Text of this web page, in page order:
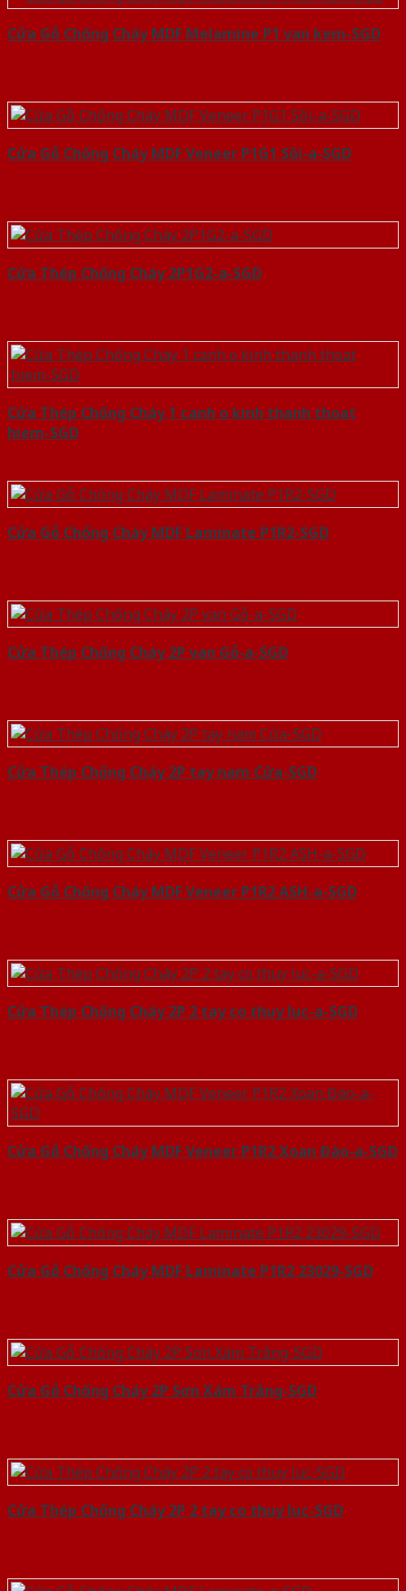
Cửa Gỗ Chống Cháy MDF Melamine P1 van kem-SGD
Cửa Gỗ Chống Cháy MDF Veneer P1G1 Sồi-a-SGD
Cửa Thép Chống Cháy 2P1G2-a-SGD
Cửa Thép Chống Cháy 1 canh o kinh thanh thoat
hiem-SGD
Cửa Gỗ Chống Cháy MDF Laminate P1R2-SGD
Cửa Thép Chống Cháy 2P van Gỗ-a-SGD
Cửa Thép Chống Cháy 2P tay nam Cửa-SGD
Cửa Gỗ Chống Cháy MDF Veneer P1R2 ASH-a-SGD
Cửa Thép Chống Cháy 2P 2 tay co thuy luc-a-SGD
Cửa Gỗ Chống Cháy MDF Veneer P1R2 Xoan Đào-a-SGD
Cửa Gỗ Chống Cháy MDF Laminate P1R2 23029-SGD
Cửa Gỗ Chống Cháy 2P Sơn Xám Trắng-SGD
Cửa Thép Chống Cháy 2P 2 tay co thuy luc-SGD